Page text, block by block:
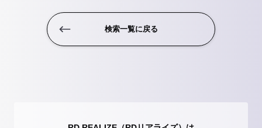
検索一覧に戻る